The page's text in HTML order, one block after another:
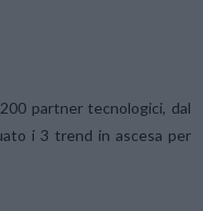
partner tecnologici, dal
i 3 trend in ascesa per